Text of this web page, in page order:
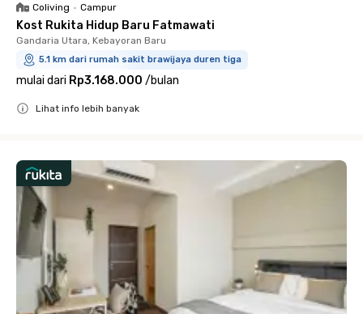
Coliving • Campur
Kost Rukita Hidup Baru Fatmawati
Gandaria Utara, Kebayoran Baru
5.1 km dari rumah sakit brawijaya duren tiga
mulai dari Rp3.168.000 /bulan
Lihat info lebih banyak